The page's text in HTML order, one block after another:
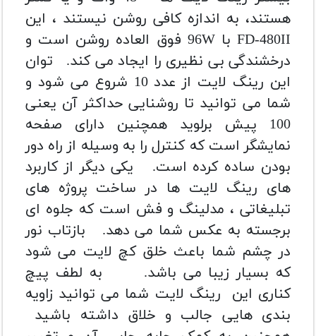
هستند، به اندازه کافی روشن نیستند ، این
FD-480II با 96W فوق العاده روشن است و
درخشندگی بی نظیری را ایجاد می کند.
توان
این رینگ لایت از عدد 10 شروع می شود و
شما می توانید تا روشنایی حداکثر آن یعنی
100 پیش برلوید همچنین دارای صفحه
نمایشگر است که کنترل را به وسیله از راه دور
بودن ساده کرده است.
یکی دیگر از کاربرد
های رینگ لایت ها در ساخت پروژه های
تبلیغاتی ، مدلینگ و فش است که جلوه ای
برجسته به عکس شما می دهد.
بازتاب نور
در چشم شما باعث خلق کچ لایت می شود
که بسیار زیبا می باشد.
به لطف پیچ
کناری این رینگ لایت شما می توانید زاویه
بندی هایی جالب و خلاق داشته باشید